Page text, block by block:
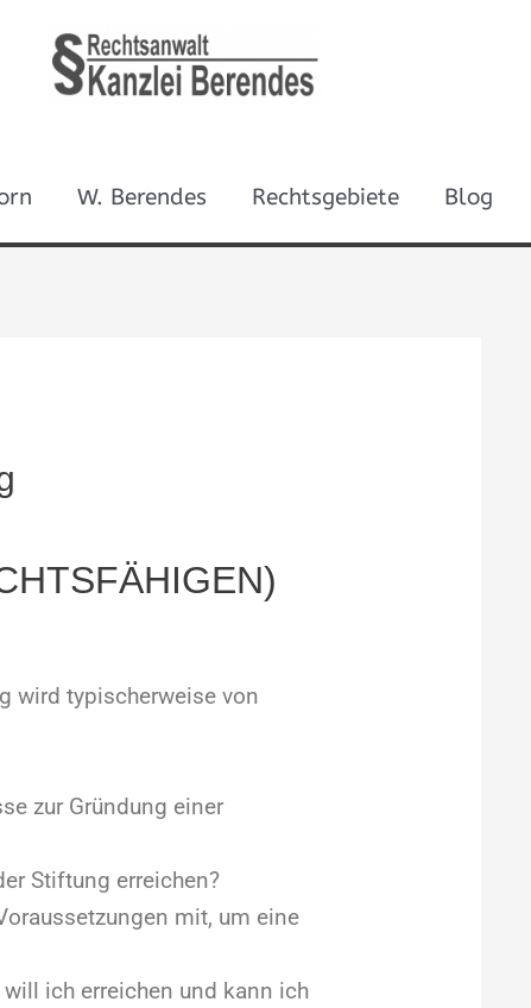
W. Berendes Rechtsgebiete Blog
wird typischerweise von
zur Gründung einer
Stiftung erreichen?
mit, um eine
ich erreichen und kann ich